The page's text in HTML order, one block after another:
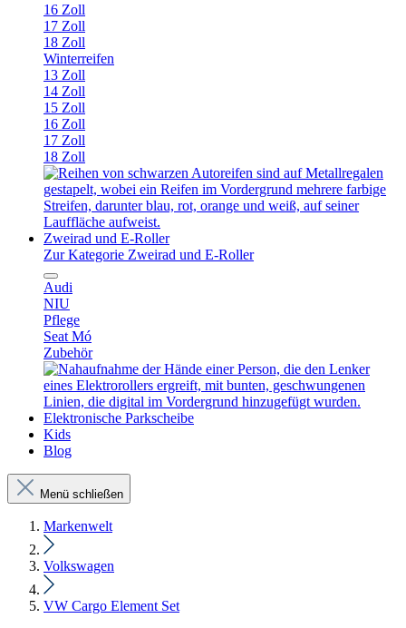
16 Zoll
17 Zoll
18 Zoll
Winterreifen
13 Zoll
14 Zoll
15 Zoll
16 Zoll
17 Zoll
18 Zoll
Zweirad und E-Roller
Zur Kategorie Zweirad und E-Roller
Audi
NIU
Pflege
Seat Mó
Zubehör
Elektronische Parkscheibe
Kids
Blog
Menü schließen
Markenwelt
Volkswagen
VW Cargo Element Set